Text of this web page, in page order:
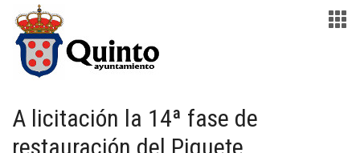
A licitación la 14ª fase de
restauración del Piquete